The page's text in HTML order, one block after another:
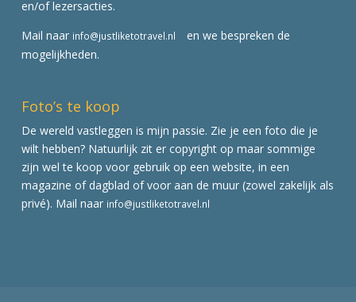
en/of lezersacties.
Mail naar info@justliketotravel.nl
en we bespreken de
mogelijkheden.
Foto’s te koop
De wereld vastleggen is mijn passie. Zie je een foto die je
wilt hebben? Natuurlijk zit er copyright op maar sommige
zijn wel te koop voor gebruik op een website, in een
magazine of dagblad of voor aan de muur (zowel zakelijk als
privé). Mail naar info@justliketotravel.nl